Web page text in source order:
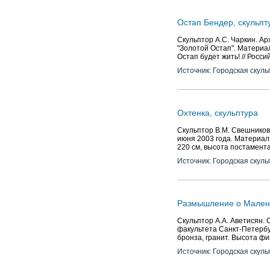
Остап Бендер,
Скульптор А.С. Чаркин.
"Золотой Остап".
Остап будет жить! //
Источник: Городская
Охтенка, скульптура
Скульптор В.М.
июня 2003 года.
220 см, высота
Источник: Городская
Размышление о
Скульптор А.А. Аветисян.
факультета Санкт-
бронза, гранит. Высота
Источник: Городская